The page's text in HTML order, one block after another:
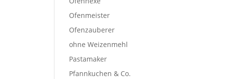
Ofenmeister
Ofenzauberer
ohne Weizenmehl
Pastamaker
Pfannkuchen & Co.